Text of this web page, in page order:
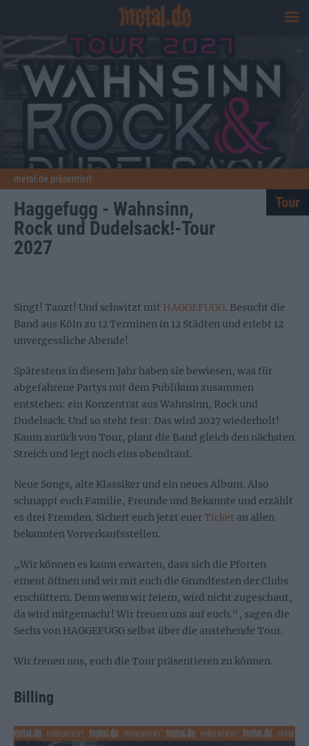
metal.de präsentiert
Haggefugg - Wahnsinn,
Rock und Dudelsack!-Tour
2027
Tour
Singt! Tanzt! Und schwitzt mit HAGGEFUGG. Besucht die
Band aus Köln zu 12 Terminen in 12 Städten und erlebt 12
unvergessliche Abende!
Spätestens in diesem Jahr haben sie bewiesen, was für
abgefahrene Partys mit dem Publikum zusammen
entstehen: ein Konzentrat aus Wahnsinn, Rock und
Dudelsack. Und so steht fest: Das wird 2027 wiederholt!
Kaum zurück von Tour, plant die Band gleich den nächsten
Streich und legt noch eins obendrauf.
Neue Songs, alte Klassiker und ein neues Album. Also
schnappt euch Familie, Freunde und Bekannte und erzählt
es drei Fremden. Sichert euch jetzt euerTicket an allen
bekannten Vorverkaufsstellen.
„Wir können es kaum erwarten, dass sich die Pforten
erneut öffnen und wir mit euch die Grundfesten der Clubs
erschüttern. Denn wenn wir feiern, wird nicht zugeschaut,
da wird mitgemacht! Wir freuen uns auf euch.“, sagen die
Sechs von HAGGEFUGG selbst über die anstehende Tour.
Wir freuen uns, euch die Tour präsentieren zu können.
Billing